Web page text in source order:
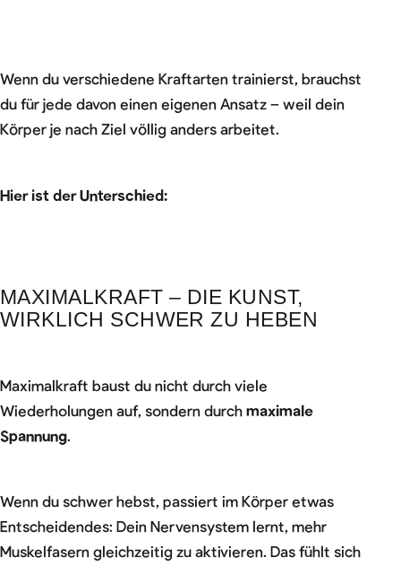
Wenn du verschiedene Kraftarten trainierst, brauchst
du für jede davon einen eigenen Ansatz – weil dein
Körper je nach Ziel völlig anders arbeitet.
Hier ist der Unterschied:
MAXIMALKRAFT – DIE KUNST,
WIRKLICH SCHWER ZU HEBEN
Maximalkraft baust du nicht durch viele
Wiederholungen auf, sondern durch maximale
Spannung.
Wenn du schwer hebst, passiert im Körper etwas
Entscheidendes: Dein Nervensystem lernt, mehr
Muskelfasern gleichzeitig zu aktivieren. Das fühlt sich